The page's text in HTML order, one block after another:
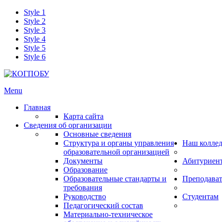
Style 1
Style 2
Style 3
Style 4
Style 5
Style 6
Menu
Главная
Карта сайта
Сведения об организации
Основные сведения
Структура и органы управления
образовательной организацией
Документы
Образование
Образовательные стандарты и
требования
Руководство
Педагогический состав
Материально-техническое
Наш
Студентам